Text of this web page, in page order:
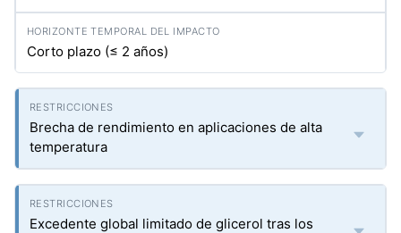
Corto plazo (≤ 2 años)
Brecha de rendimiento en aplicaciones de alta
temperatura
Excedente global limitado de glicerol tras los